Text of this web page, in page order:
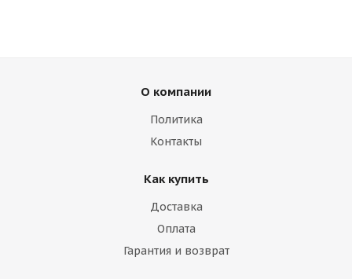
О компании
Политика
Контакты
Как купить
Доставка
Оплата
Гарантия и возврат